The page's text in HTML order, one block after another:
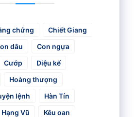
chứng
Chiết Giang
dâu
Con ngựa
Cướp
Diệu kế
Hoàng thượng
lệnh
Hàn Tín
Hạng Vũ
Kêu oan